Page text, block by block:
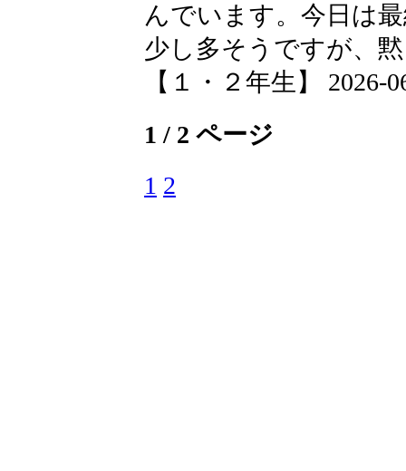
んでいます。今日は
少し多そうですが、
【１・２年生】 2026-
1 / 2 ページ
1 2